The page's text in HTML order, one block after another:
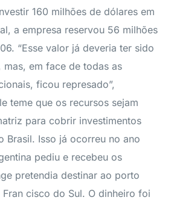
160 milhões de dólares em
a empresa reservou 56 milhões
“Esse valor já deveria ter sido
em face de todas as
ficou represado”,
teme que os recursos sejam
para cobrir investimentos
Brasil. Isso já ocorreu no ano
pediu e recebeu os
pretendia destinar ao porto
Fran cisco do Sul. O dinheiro foi